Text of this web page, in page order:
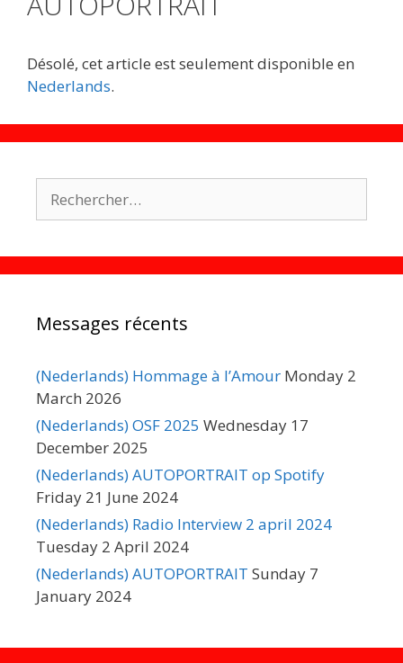
Désolé, cet article est seulement disponible en
Nederlands.
Messages récents
(Nederlands) Hommage à l’Amour Monday 2
March 2026
(Nederlands) OSF 2025 Wednesday 17
December 2025
(Nederlands) AUTOPORTRAIT op Spotify
Friday 21 June 2024
(Nederlands) Radio Interview 2 april 2024
Tuesday 2 April 2024
(Nederlands) AUTOPORTRAIT Sunday 7
January 2024